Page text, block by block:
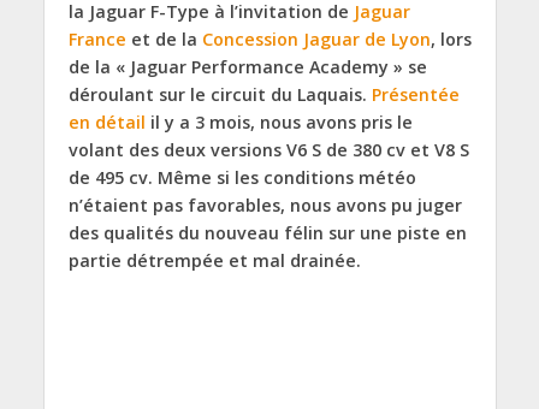
la Jaguar F-Type à l’invitation de Jaguar
France et de la Concession Jaguar de Lyon, lors
de la « Jaguar Performance Academy » se
déroulant sur le circuit du Laquais. Présentée
en détail il y a 3 mois, nous avons pris le
volant des deux versions V6 S de 380 cv et V8 S
de 495 cv. Même si les conditions météo
n’étaient pas favorables, nous avons pu juger
des qualités du nouveau félin sur une piste en
partie détrempée et mal drainée.